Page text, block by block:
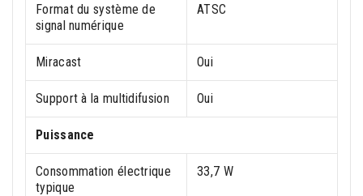
Format du système de
signal numérique
ATSC
Miracast Oui
Support à la multidifusion Oui
Puissance
Consommation électrique
typique
33,7 W